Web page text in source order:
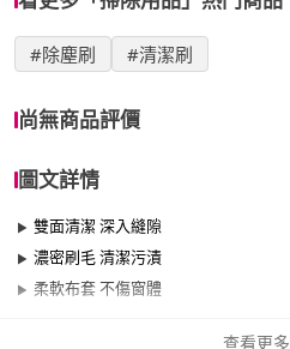
#除塵刷 #清潔刷
尚無商品評價
圖文詳情
雙面清潔 深入縫隙
濃密刷毛 清潔污漬
柔軟布套 不傷窗體
查看更多